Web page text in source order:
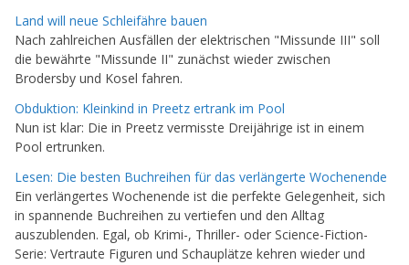
Land will neue Schleifähre bauen
Nach zahlreichen Ausfällen der elektrischen "Missunde III" soll
die bewährte "Missunde II" zunächst wieder zwischen
Brodersby und Kosel fahren.
Obduktion: Kleinkind in Preetz ertrank im Pool
Nun ist klar: Die in Preetz vermisste Dreijährige ist in einem
Pool ertrunken.
Lesen: Die besten Buchreihen für das verlängerte Wochenende
Ein verlängertes Wochenende ist die perfekte Gelegenheit, sich
in spannende Buchreihen zu vertiefen und den Alltag
auszublenden. Egal, ob Krimi-, Thriller- oder Science-Fiction-
Serie: Vertraute Figuren und Schauplätze kehren wieder und